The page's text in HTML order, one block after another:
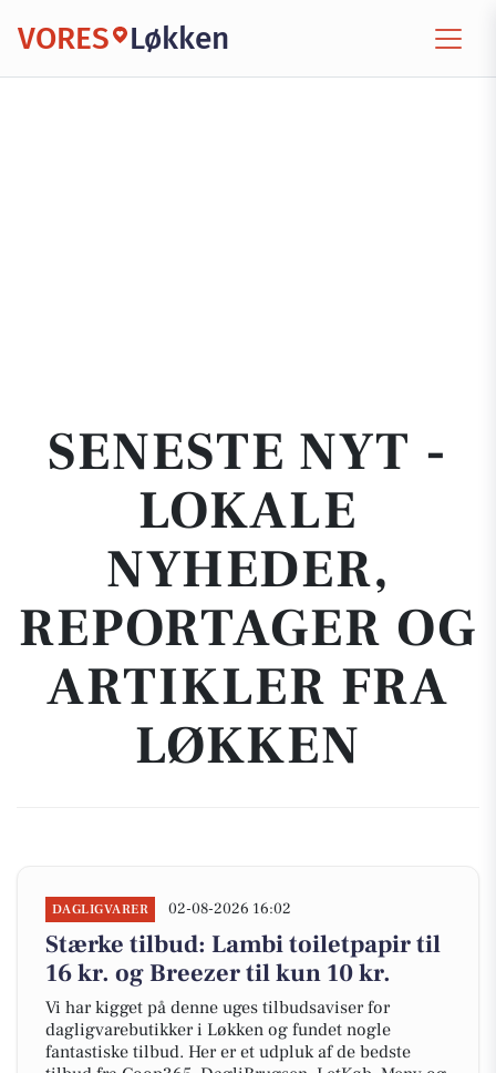
VORES Løkken
SENESTE NYT -
LOKALE
NYHEDER,
REPORTAGER OG
ARTIKLER FRA
LØKKEN
DAGLIGVARER 02-08-2026 16:02
Stærke tilbud: Lambi toiletpapir til
16 kr. og Breezer til kun 10 kr.
Vi har kigget på denne uges tilbudsaviser for
dagligvarebutikker i Løkken og fundet nogle
fantastiske tilbud. Her er et udpluk af de bedste